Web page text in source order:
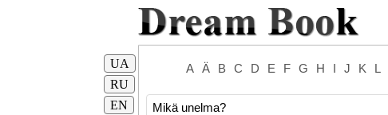
A Ä B C D E F G H I J K L
UA
RU
EN